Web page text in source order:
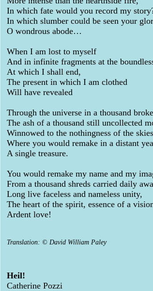
In which fate would you record my
In which slumber could be seen your
O wondrous abode…
When I am lost to myself
And in infinite fragments at the
At which I shall end,
The present in which I am clothed
Will have revealed
Through the universe in a thousand
The ash of a thousand still uncollected
Winnowed to the nothingness of the
Where you would remake in a distant
A single treasure.
You would remake my name and my
From a thousand shreds carried daily
Long live faceless and nameless unity,
The heart of the spirit, essence of a
Ardent love!
Translation: © David William Paley
Heil!
Catherine Pozzi